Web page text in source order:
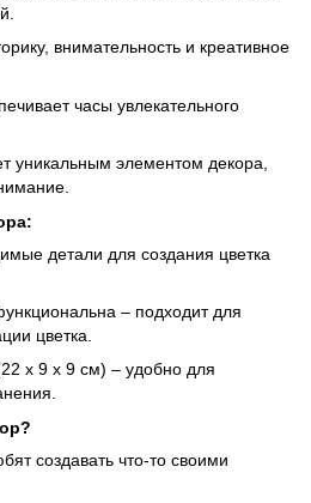
внимательность и креативное
часы увлекательного
уникальным элементом декора,
детали для создания цветка
– подходит для
цветка.
x 9 x 9 см) – удобно для
создавать что-то своими